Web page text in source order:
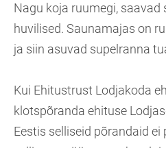
Nagu koja ruumegi,
huvilised. Saunamajas on
ja siin asuvad supelranna
Kui Ehitustrust Lodjakoda
klotspõranda ehituse
Eestis selliseid põrandaid